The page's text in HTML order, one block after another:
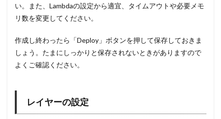
い。また、Lambdaの設定から適宜、タイムアウトや必要メモ
リ数を変更してください。
作成し終わったら「Deploy」ボタンを押して保存しておきま
しょう。たまにしっかりと保存されないときがありますので
よくご確認ください。
レイヤーの設定